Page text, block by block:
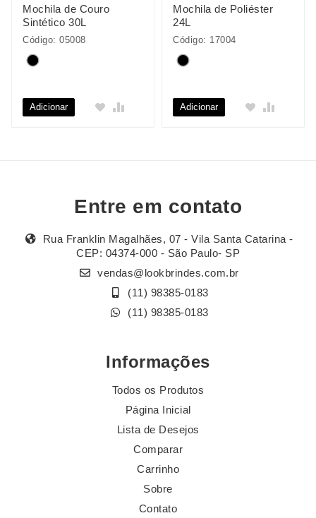
Mochila de Couro
Sintético 30L
Código: 05008
Adicionar
Mochila de Poliéster
24L
Código: 17004
Adicionar
Entre em contato
Rua Franklin Magalhães, 07 - Vila Santa Catarina -
CEP: 04374-000 - São Paulo- SP
vendas@lookbrindes.com.br
(11) 98385-0183
(11) 98385-0183
Informações
Todos os Produtos
Página Inicial
Lista de Desejos
Comparar
Carrinho
Sobre
Contato